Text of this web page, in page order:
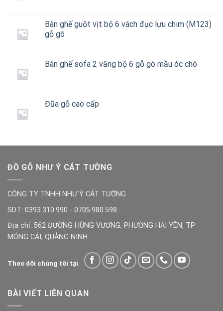
Bàn ghế guột vịt bộ 6 vách đục lựu chim (M123)
gỗ gõ
Bàn ghế sofa 2 văng bộ 6 gỗ gõ mầu óc chó
Đũa gỗ cao cấp
ĐỒ GỖ NHƯ Ý CÁT TƯỜNG
CÔNG TY TNHH NHƯ Ý CÁT TƯỜNG
SDT: 0393.310.990 - 0705.980.598
Địa chỉ: 562 ĐƯỜNG HÙNG VƯƠNG, PHƯỜNG HẢI YÊN, TP
MÓNG CÁI, QUẢNG NINH.
Theo dõi chúng tôi tại
BÀI VIẾT LIÊN QUAN